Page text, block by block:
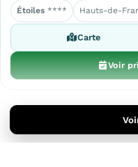
Étoiles **** Hauts-de-
Carte
Voir